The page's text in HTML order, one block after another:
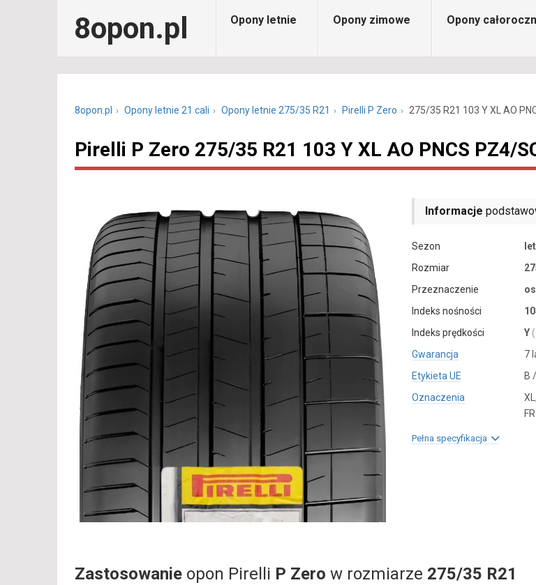
8opon.pl Opony letnie Opony zimowe Opony
8opon.pl Opony letnie 21 cali Opony letnie 275/35 R21 Pirelli P Zero 275/35 R21 103 Y XL AO
Pirelli P Zero 275/35 R21 103 Y XL AO PNCS PZ4/
Informacje
Sezon
Rozmiar
Przeznaczenie
Indeks nośności
Indeks prędkości
Y
Gwarancja
7
Etykieta UE
B
Oznaczenia
FR
Pełna specyfikacja
Zastosowanie opon Pirelli P Zero w rozmiarze 275/35 R21